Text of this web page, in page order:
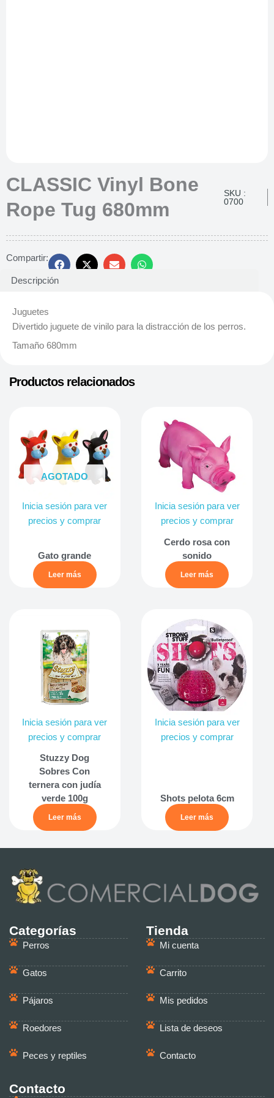
CLASSIC Vinyl Bone
Rope Tug 680mm
SKU :
0700
Compartir:
Descripción
Juguetes
Divertido juguete de vinilo para la distracción de los perros.
Tamaño 680mm
Productos relacionados
AGOTADO
Inicia sesión para ver
precios y comprar
Gato grande
Leer más
Inicia sesión para ver
precios y comprar
Cerdo rosa con
sonido
Leer más
Inicia sesión para ver
precios y comprar
Stuzzy Dog
Sobres Con
ternera con judía
verde 100g
Leer más
Inicia sesión para ver
precios y comprar
Shots pelota 6cm
Leer más
Categorías
Perros
Gatos
Pájaros
Roedores
Peces y reptiles
Tienda
Mi cuenta
Carrito
Mis pedidos
Lista de deseos
Contacto
Contacto